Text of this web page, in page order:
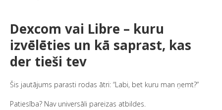
Dexcom vai Libre – kuru
izvēlēties un kā saprast, kas
der tieši tev
Šis jautājums parasti rodas ātri: “Labi, bet kuru man ņemt?”
Patiesība? Nav universāli pareizas atbildes.